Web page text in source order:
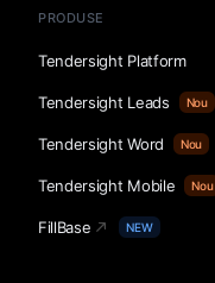
PRODUSE
Tendersight Platform
Tendersight Leads Nou
Tendersight Word Nou
Tendersight Mobile Nou
FillBase NEW